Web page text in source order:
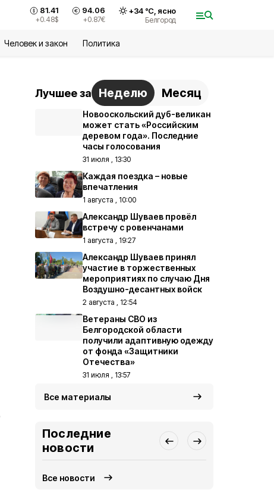
81.41
+0.48$
94.06
+0.87€
+34°С, ясно
Белгород
Человек и закон Политика
Лучшее за Неделю Месяц
Новооскольский дуб-великан
может стать «Российским
деревом года». Последние
часы голосования
31 июля , 13:30
Каждая поездка – новые
впечатления
1 августа , 10:00
Александр Шуваев провёл
встречу с ровенчанами
1 августа , 19:27
Александр Шуваев принял
участие в торжественных
мероприятиях по случаю Дня
Воздушно-десантных войск
2 августа , 12:54
Ветераны СВО из
Белгородской области
получили адаптивную одежду
от фонда «Защитники
Отечества»
31 июля , 13:57
Все материалы
Последние
новости
Все новости